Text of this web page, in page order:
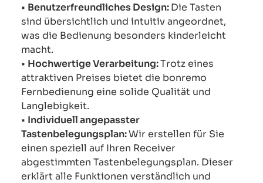
• Benutzerfreundliches Design:Die Tasten
sind übersichtlich und intuitiv angeordnet,
was die Bedienung besonders kinderleicht
macht.
• Hochwertige Verarbeitung:Trotz eines
attraktiven Preises bietet die bonremo
Fernbedienung eine solide Qualität und
Langlebigkeit.
• Individuell angepasster
Tastenbelegungsplan:Wir erstellen für Sie
einen speziell auf Ihren Receiver
abgestimmten Tastenbelegungsplan. Dieser
erklärt alle Funktionen verständlich und